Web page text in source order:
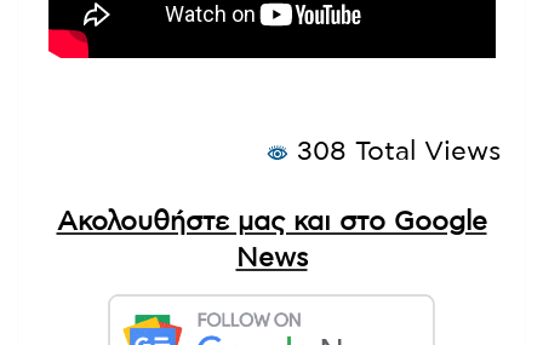
308 Total Views
Ακολουθήστε μας και στο Google
News